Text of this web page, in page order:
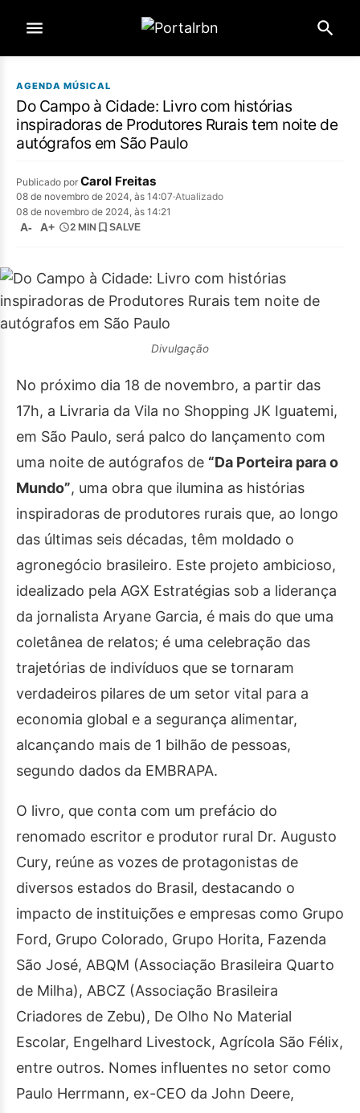
AGENDA MÚSICAL
Do Campo à Cidade: Livro com histórias
inspiradoras de Produtores Rurais tem noite de
autógrafos em São Paulo
Publicado por Carol Freitas
08 de novembro de 2024, às 14:07·Atualizado
08 de novembro de 2024, às 14:21
A- A+ 2 MIN SALVE
Divulgação
No próximo dia 18 de novembro, a partir das
17h, a Livraria da Vila no Shopping JK Iguatemi,
em São Paulo, será palco do lançamento com
uma noite de autógrafos de “Da Porteira para o
Mundo”, uma obra que ilumina as histórias
inspiradoras de produtores rurais que, ao longo
das últimas seis décadas, têm moldado o
agronegócio brasileiro. Este projeto ambicioso,
idealizado pela AGX Estratégias sob a liderança
da jornalista Aryane Garcia, é mais do que uma
coletânea de relatos; é uma celebração das
trajetórias de indivíduos que se tornaram
verdadeiros pilares de um setor vital para a
economia global e a segurança alimentar,
alcançando mais de 1 bilhão de pessoas,
segundo dados da EMBRAPA.
O livro, que conta com um prefácio do
renomado escritor e produtor rural Dr. Augusto
Cury, reúne as vozes de protagonistas de
diversos estados do Brasil, destacando o
impacto de instituições e empresas como Grupo
Ford, Grupo Colorado, Grupo Horita, Fazenda
São José, ABQM (Associação Brasileira Quarto
de Milha), ABCZ (Associação Brasileira
Criadores de Zebu), De Olho No Material
Escolar, Engelhard Livestock, Agrícola São Félix,
entre outros. Nomes influentes no setor como
Paulo Herrmann, ex-CEO da John Deere,